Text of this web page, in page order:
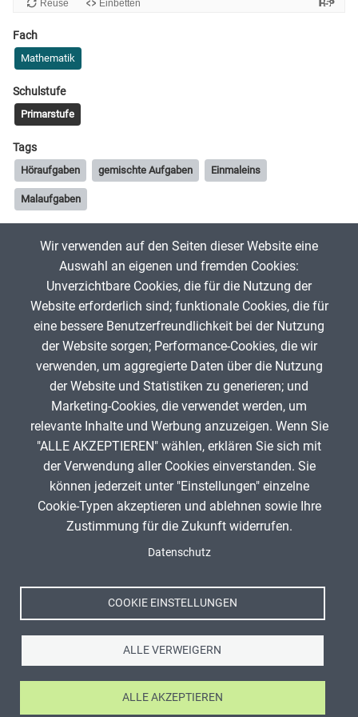
Fach
Mathematik
Schulstufe
Primarstufe
Tags
Höraufgaben gemischte Aufgaben Einmaleins
Malaufgaben
Mirko Munz 8. August 2023
App melden
Infos zum Urheberrecht
Titel, Jahr:Mirko Munz
Attribution-ShareAlike 4.0 International (CC
ANZEIGE
Spenden
Impressum
Wir verwenden auf den Seiten dieser Website eine
Auswahl an eigenen und fremden Cookies:
Unverzichtbare Cookies, die für die Nutzung der
Website erforderlich sind; funktionale Cookies, die für
eine bessere Benutzerfreundlichkeit bei der Nutzung
der Website sorgen; Performance-Cookies, die wir
verwenden, um aggregierte Daten über die Nutzung
der Website und Statistiken zu generieren; und
Marketing-Cookies, die verwendet werden, um
relevante Inhalte und Werbung anzuzeigen. Wenn Sie
"ALLE AKZEPTIEREN" wählen, erklären Sie sich mit
der Verwendung aller Cookies einverstanden. Sie
können jederzeit unter "Einstellungen" einzelne
Cookie-Typen akzeptieren und ablehnen sowie Ihre
Zustimmung für die Zukunft widerrufen.
Datenschutz
COOKIE EINSTELLUNGEN
ALLE VERWEIGERN
ALLE AKZEPTIEREN
Ⓒ Zentrale für Unterrichtsmedien im Internet e.V. 2026